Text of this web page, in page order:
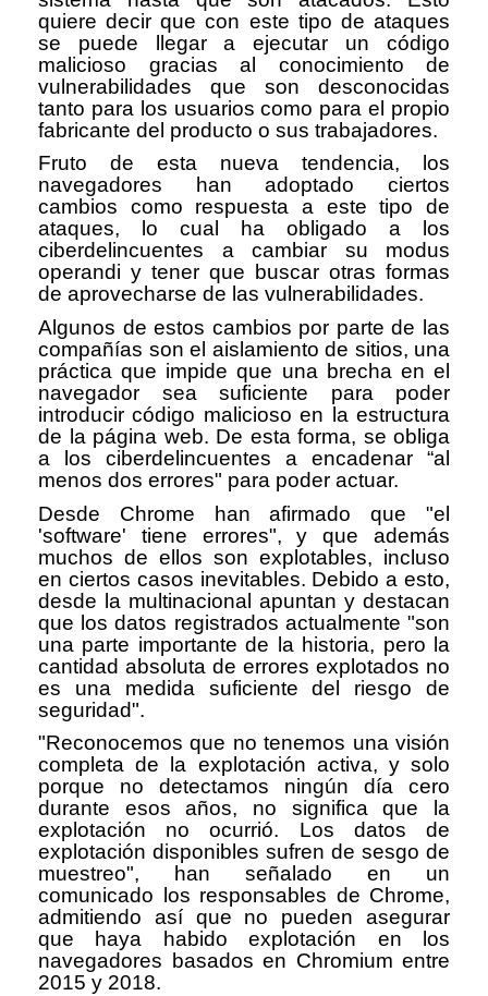
quiere decir que con este tipo de ataques
se puede llegar a ejecutar un código
malicioso gracias al conocimiento de
vulnerabilidades que son desconocidas
tanto para los usuarios como para el propio
fabricante del producto o sus trabajadores.
Fruto de esta nueva tendencia, los
navegadores han adoptado ciertos
cambios como respuesta a este tipo de
ataques, lo cual ha obligado a los
ciberdelincuentes a cambiar su modus
operandi y tener que buscar otras formas
de aprovecharse de las vulnerabilidades.
Algunos de estos cambios por parte de las
compañías son el aislamiento de sitios, una
práctica que impide que una brecha en el
navegador sea suficiente para poder
introducir código malicioso en la estructura
de la página web. De esta forma, se obliga
a los ciberdelincuentes a encadenar “al
menos dos errores" para poder actuar.
Desde Chrome han afirmado que "el
'software' tiene errores", y que además
muchos de ellos son explotables, incluso
en ciertos casos inevitables. Debido a esto,
desde la multinacional apuntan y destacan
que los datos registrados actualmente "son
una parte importante de la historia, pero la
cantidad absoluta de errores explotados no
es una medida suficiente del riesgo de
seguridad".
"Reconocemos que no tenemos una visión
completa de la explotación activa, y solo
porque no detectamos ningún día cero
durante esos años, no significa que la
explotación no ocurrió. Los datos de
explotación disponibles sufren de sesgo de
muestreo", han señalado en un
comunicado los responsables de Chrome,
admitiendo así que no pueden asegurar
que haya habido explotación en los
navegadores basados en Chromium entre
2015 y 2018.